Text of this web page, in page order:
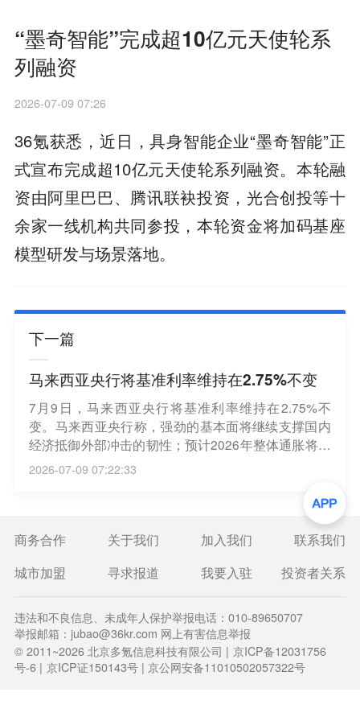
“墨奇智能”完成超10亿元天使轮系
列融资
2026-07-09 07:26
36氪获悉，近日，具身智能企业“墨奇智能”正
式宣布完成超10亿元天使轮系列融资。本轮融
资由阿里巴巴、腾讯联袂投资，光合创投等十
余家一线机构共同参投，本轮资金将加码基座
模型研发与场景落地。
下一篇
马来西亚央行将基准利率维持在2.75%不变
7月9日，马来西亚央行将基准利率维持在2.75%不
变。马来西亚央行称，强劲的基本面将继续支撑国内
经济抵御外部冲击的韧性；预计2026年整体通胀将保
持在可控水平，反映国内政策措施和稳定的需求状
2026-07-09 07:22:33
商务合作 关于我们 加入我们
联系我们
城市加盟
寻求报道 我要入驻 投资者关系
违法和不良信息、未成年人保护举报电话：010-89650707
举报邮箱：jubao@36kr.com 网上有害信息举报
© 2011~2026北京多氪信息科技有限公司 | 京ICP备12031756
号-6 | 京ICP证150143号 | 京公网安备11010502057322号